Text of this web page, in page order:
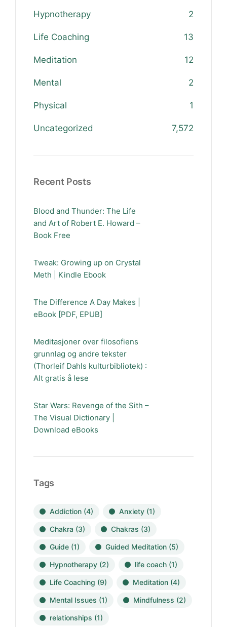
Hypnotherapy 2
Life Coaching 13
Meditation 12
Mental 2
Physical 1
Uncategorized 7,572
Recent Posts
Blood and Thunder: The Life
and Art of Robert E. Howard –
Book Free
Tweak: Growing up on Crystal
Meth | Kindle Ebook
The Difference A Day Makes |
eBook [PDF, EPUB]
Meditasjoner over filosofiens
grunnlag og andre tekster
(Thorleif Dahls kulturbibliotek) :
Alt gratis å lese
Star Wars: Revenge of the Sith –
The Visual Dictionary |
Download eBooks
Tags
Addiction (4) Anxiety (1)
Chakra (3) Chakras (3)
Guide (1) Guided Meditation (5)
Hypnotherapy (2) life coach (1)
Life Coaching (9) Meditation (4)
Mental Issues (1) Mindfulness (2)
relationships (1)